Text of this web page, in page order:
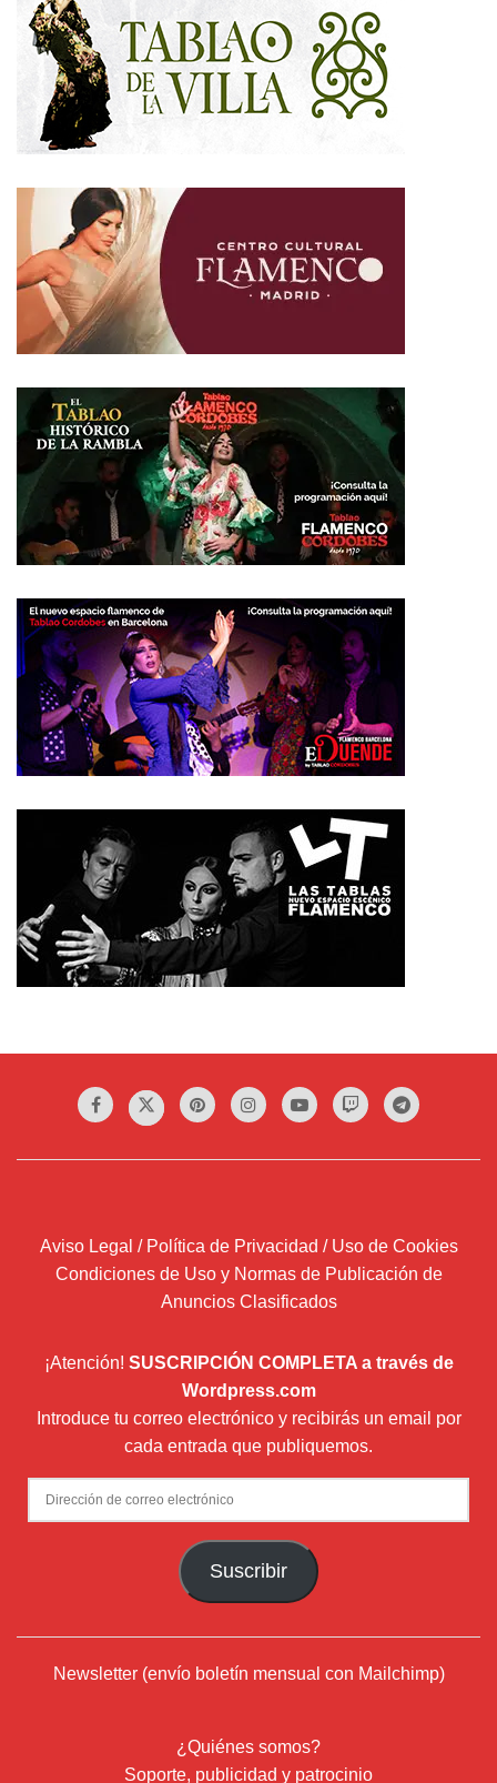
Aviso Legal / Política de Privacidad / Uso de Cookies
Condiciones de Uso y Normas de Publicación de
Anuncios Clasificados
¡Atención! SUSCRIPCIÓN COMPLETA a través de
Wordpress.com
Introduce tu correo electrónico y recibirás un email por
cada entrada que publiquemos.
Dirección
de
Suscribir
Newsletter (envío boletín mensual con Mailchimp)
¿Quiénes somos?
Soporte, publicidad y patrocinio